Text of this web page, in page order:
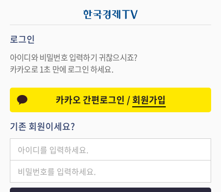
로그인
아이디와 비밀번호 입력하기 귀찮으시죠?
카카오로 1초 만에 로그인 하세요.
카카오 간편로그인 /회원가입
기존 회원이세요?